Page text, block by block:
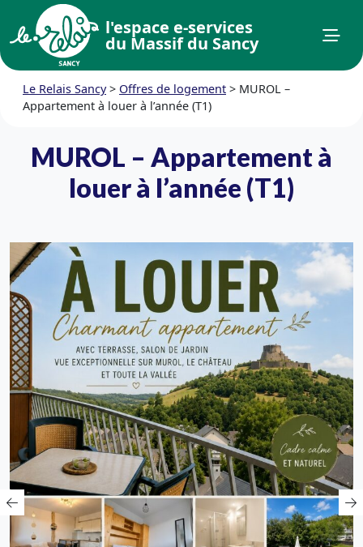
l'espace e-services
du Massif du Sancy
Le Relais Sancy> Offres de logement > MUROL –
Appartement à louer à l’année (T1)
MUROL – Appartement à
louer à l’année (T1)